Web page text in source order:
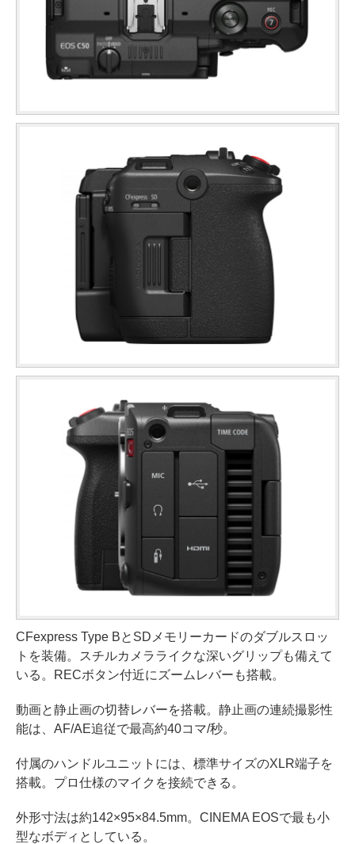
CFexpress Type BとSDメモリーカードのダブルスロッ
トを装備。スチルカメラライクな深いグリップも備えて
いる。RECボタン付近にズームレバーも搭載。
動画と静止画の切替レバーを搭載。静止画の連続撮影性
能は、AF/AE追従で最高約40コマ/秒。
付属のハンドルユニットには、標準サイズのXLR端子を
搭載。プロ仕様のマイクを接続できる。
外形寸法は約142×95×84.5mm。CINEMA EOSで最も小
型なボディとしている。